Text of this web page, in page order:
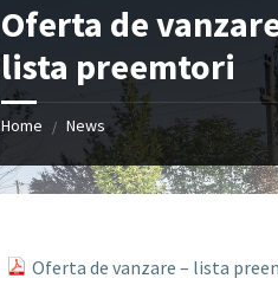
Oferta de
lista preemtori
Home / News
Oferta de vanzare – lista